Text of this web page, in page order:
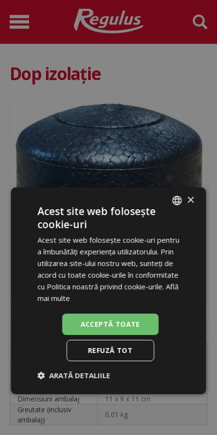
Dop izolație
indisponibil
KRYTKA EPP PRŮMĚR 110-
85MM
Unități
buc.
Dimensiuni ambalaj
11 x 9 x 11 cm
Greutate (inclusiv
ambalaj)
0,01 kg
ENGLISH
×
Acest site web folosește
cookie-uri
Acest site web folosește cookie-uri pentru
a îmbunătăți experiența utilizatorului. Prin
utilizarea site-ului nostru web, sunteți de
acord cu toate cookie-urile în conformitate
cu Politica noastră privind cookie-urile. Află
mai multe
ACCEPTĂ TOATE
REFUZĂ TOT
ARATĂ DETALIILE
Strict
necesare
De
performanță
De
targetare